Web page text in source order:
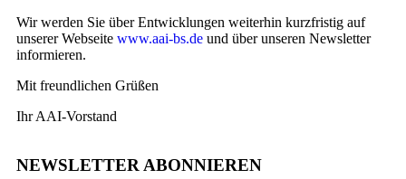
Wir werden Sie über Entwicklungen weiterhin kurzfristig auf
unserer Webseite www.aai-bs.de und über unseren Newsletter
informieren.
Mit freundlichen Grüßen
Ihr AAI-Vorstand
NEWSLETTER ABONNIEREN